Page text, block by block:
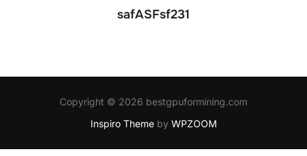
safASFsf231
Copyright © 2026 bestgpuformining.com
Inspiro Themeby WPZOOM